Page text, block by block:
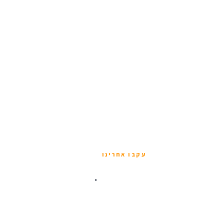
עקבו אחרינו